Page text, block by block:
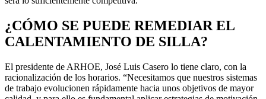
¿CÓMO SE PUEDE REMEDIAR EL
CALENTAMIENTO DE SILLA?
El presidente de ARHOE, José Luis Casero lo tiene claro, con la
racionalización de los horarios. “Necesitamos que nuestros sistemas
de trabajo evolucionen rápidamente hacia unos objetivos de mayor